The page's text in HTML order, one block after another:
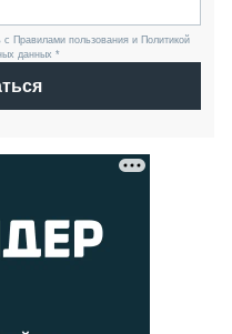
Правилами пользования и Политикой
данных *